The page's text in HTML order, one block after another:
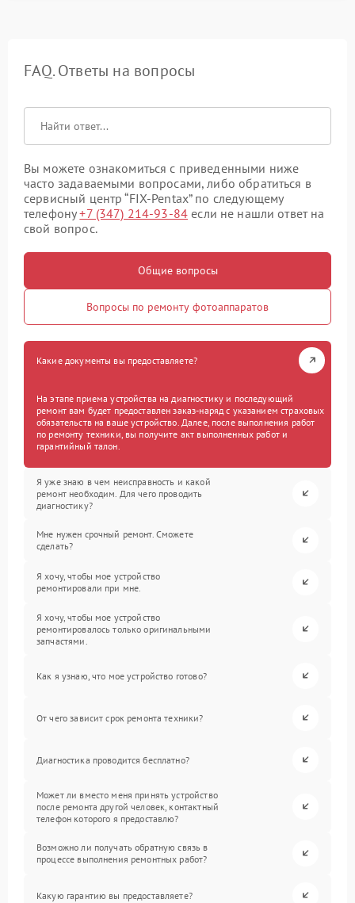
FAQ. Ответы на вопросы
Вы можете ознакомиться с приведенными ниже
часто задаваемыми вопросами, либо обратиться в
сервисный центр “FIX-Pentax” по следующему
телефону+7 (347) 214-93-84 если не нашли ответ на
свой вопрос.
Общие вопросы
Вопросы по ремонту фотоаппаратов
Какие документы вы предоставляете?
На этапе приема устройства на диагностику и последующий
ремонт вам будет предоставлен заказ-наряд с указанием страховых
обязательств на ваше устройство. Далее, после выполнения работ
по ремонту техники, вы получите акт выполненных работ и
гарантийный талон.
Я уже знаю в чем неисправность и какой
ремонт необходим. Для чего проводить
диагностику?
Мне нужен срочный ремонт. Сможете
сделать?
Я хочу, чтобы мое устройство
ремонтировали при мне.
Я хочу, чтобы мое устройство
ремонтировалось только оригинальными
запчастями.
Как я узнаю, что мое устройство готово?
От чего зависит срок ремонта техники?
Диагностика проводится бесплатно?
Может ли вместо меня принять устройство
после ремонта другой человек, контактный
телефон которого я предоставлю?
Возможно ли получать обратную связь в
процессе выполнения ремонтных работ?
Какую гарантию вы предоставляете?